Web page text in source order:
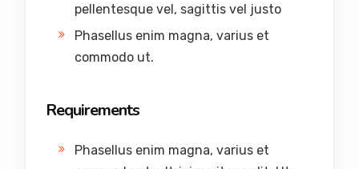
pellentesque vel, sagittis vel justo
Phasellus enim magna, varius et
commodo ut.
Requirements
Phasellus enim magna, varius et